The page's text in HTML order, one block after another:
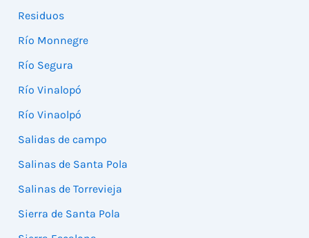
Residuos
Río Monnegre
Río Segura
Río Vinalopó
Río Vinaolpó
Salidas de campo
Salinas de Santa Pola
Salinas de Torrevieja
Sierra de Santa Pola